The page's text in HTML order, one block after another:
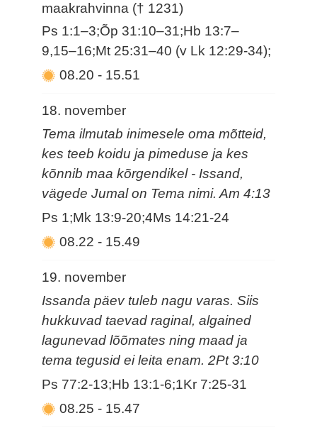
maakrahvinna († 1231)
Ps 1:1–3;Õp 31:10–31;Hb 13:7–
9,15–16;Mt 25:31–40 (v Lk 12:29-34);
08.20- 15.51
18. november
Tema ilmutab inimesele oma mõtteid,
kes teeb koidu ja pimeduse ja kes
kõnnib maa kõrgendikel - Issand,
vägede Jumal on Tema nimi. Am 4:13
Ps 1;Mk 13:9-20;4Ms 14:21-24
08.22- 15.49
19. november
Issanda päev tuleb nagu varas. Siis
hukkuvad taevad raginal, algained
lagunevad lõõmates ning maad ja
tema tegusid ei leita enam. 2Pt 3:10
Ps 77:2-13;Hb 13:1-6;1Kr 7:25-31
08.25- 15.47